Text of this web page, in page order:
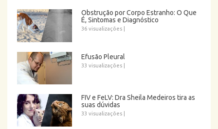
Obstrução por Corpo Estranho: O Que
É, Sintomas e Diagnóstico
36 visualizações
Efusão Pleural
33 visualizações
FIV e FeLV: Dra Sheila Medeiros tira as
suas dúvidas
33 visualizações